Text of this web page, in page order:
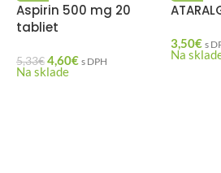
Aspirin 500 mg 20
tabliet
5,33€4,60€ s DPH
Na sklade
3,50€ s
Na